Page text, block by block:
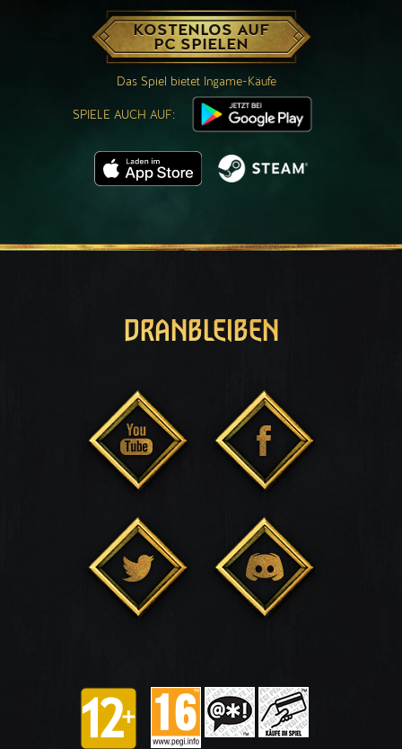
KOSTENLOS AUF
PC SPIELEN
Das Spiel bietet Ingame-Käufe
SPIELE AUCH AUF:
DRANBLEIBEN